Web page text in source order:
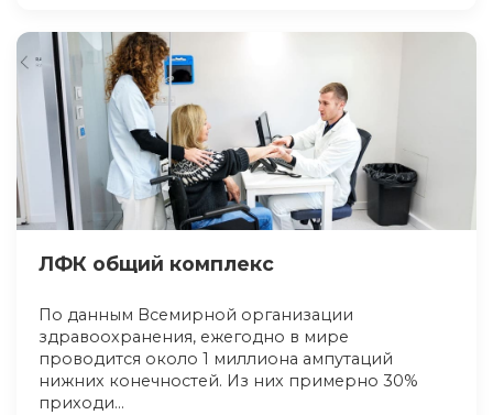
ЛФК общий комплекс
По данным Всемирной организации
здравоохранения, ежегодно в мире
проводится около 1 миллиона ампутаций
нижних конечностей. Из них примерно 30%
приходи...